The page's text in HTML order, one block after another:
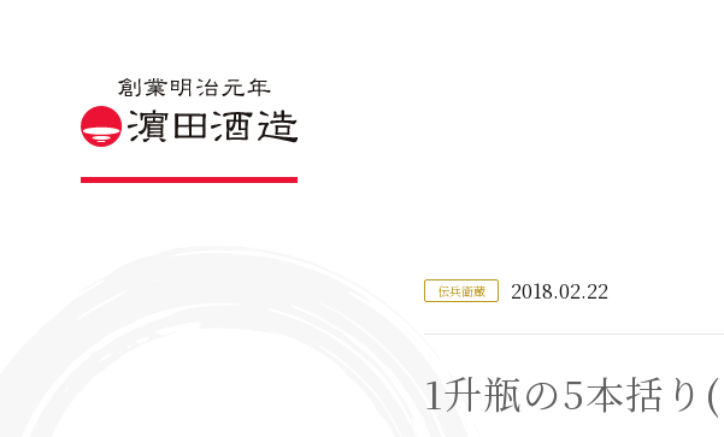
伝兵衛蔵 2018.02.22
1升瓶の5本括り